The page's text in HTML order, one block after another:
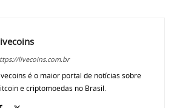
livecoins.com.br
é o maior portal de notícias sobre
e criptomoedas no Brasil.